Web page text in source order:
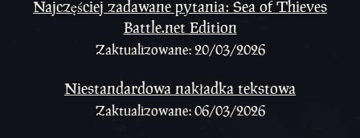
Najczęściej zadawane pytania: Sea of Thieves
Battle.net Edition
Zaktualizowane: 20/03/2026
Niestandardowa nakładka tekstowa
Zaktualizowane: 06/03/2026